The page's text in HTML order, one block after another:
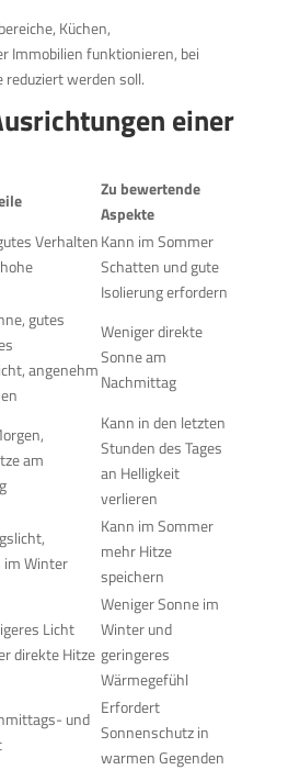
Küchen,
Immobilien funktionieren, bei
reduziert werden soll.
einer
Zu bewertende
Aspekte
VerhaltenKann im Sommer
Schatten und gute
Isolierung erfordern
gutes
angenehm
Weniger direkte
Sonne am
Nachmittag
am
Kann in den letzten
Stunden des Tages
an Helligkeit
verlieren
im Winter
Kann im Sommer
mehr Hitze
speichern
Licht
direkte Hitze
Weniger Sonne im
Winter und
geringeres
Wärmegefühl
und
Erfordert
Sonnenschutz in
warmen Gegenden